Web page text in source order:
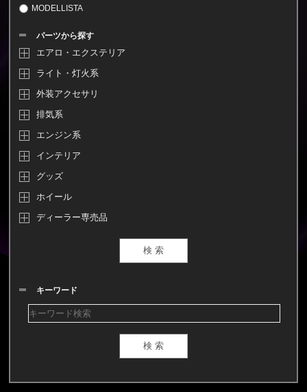
MODELLISTA
パーツから探す
エアロ・エクステリア
ライト・灯火系
外装アクセサリ
排気系
エンジン系
インテリア
グッズ
ホイール
ディーラー専売品
キーワード